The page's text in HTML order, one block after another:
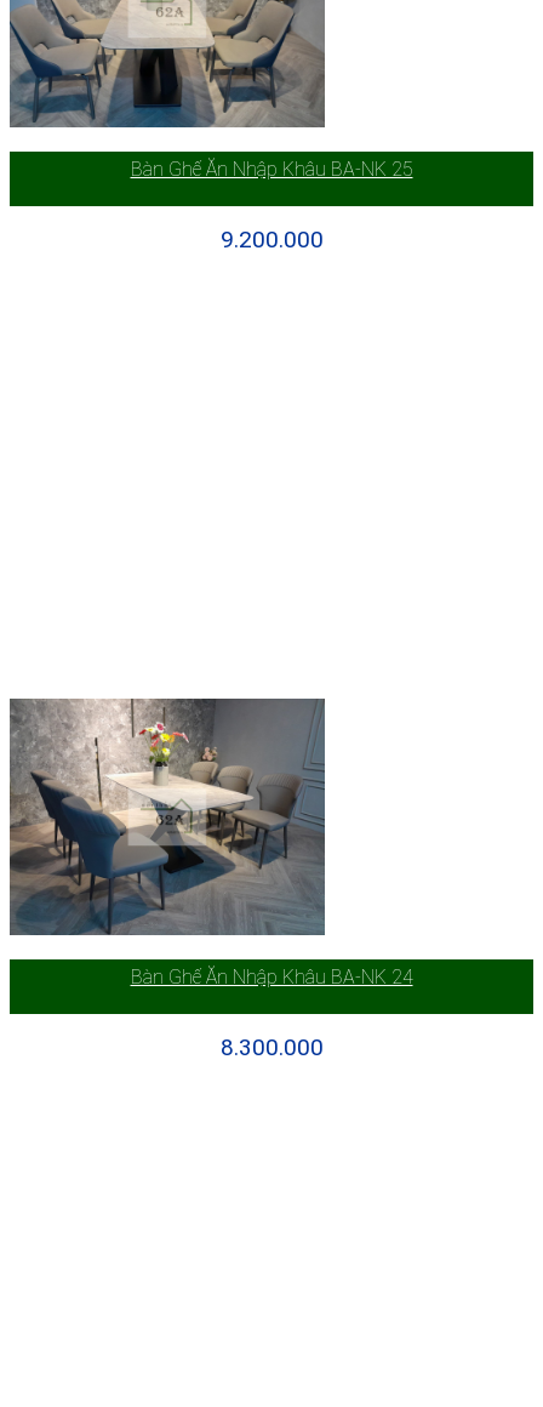
Bàn Ghế Ăn Nhập Khâu BA-NK 25
9.200.000
Bàn Ghế Ăn Nhập Khâu BA-NK 24
8.300.000